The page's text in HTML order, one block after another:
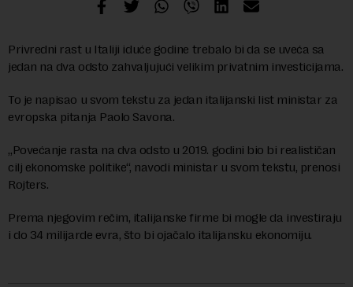
Privredni rast u Italiji iduće godine trebalo bi da se uveća sa
jedan na dva odsto zahvaljujući velikim privatnim investicijama.
To je napisao u svom tekstu za jedan italijanski list ministar za
evropska pitanja Paolo Savona.
„Povećanje rasta na dva odsto u 2019. godini bio bi realističan
cilj ekonomske politike“, navodi ministar u svom tekstu, prenosi
Rojters.
Prema njegovim rečim, italijanske firme bi mogle da investiraju
i do 34 milijarde evra, što bi ojačalo italijansku ekonomiju.